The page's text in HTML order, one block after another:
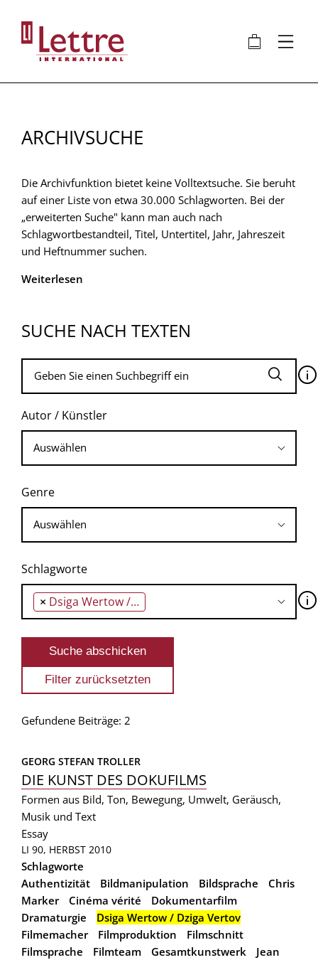
Inhalt
🛍 ⋮
ARCHIVSUCHE
Die Archivfunktion bietet keine Volltextsuche. Sie beruht
auf einer Liste von etwa 30.000 Schlagworten. Bei der
„erweiterten Suche" kann man auch nach
Schlagwortbestandteil, Titel, Untertitel, Jahr, Jahreszeit
und Heftnummer suchen.
Weiterlesen
SUCHE NACH TEXTEN
🛈
Autor / Künstler
Genre
Schlagworte
× Dsiga Wertow / Dziga Vertov 🛈
Gefundene Beiträge: 2
GEORG STEFAN TROLLER
DIE KUNST DES DOKUFILMS
Formen aus Bild, Ton, Bewegung, Umwelt, Geräusch,
Musik und Text
Essay
LI 90, HERBST 2010
Schlagworte
Authentizität
Bildmanipulation Bildsprache
Chris
Marker
Cinéma vérité
Dokumentarfilm
Dramaturgie
Dsiga Wertow / Dziga Vertov
Filmemacher
Filmproduktion
Filmschnitt
Filmsprache
Filmteam Gesamtkunstwerk
Jean